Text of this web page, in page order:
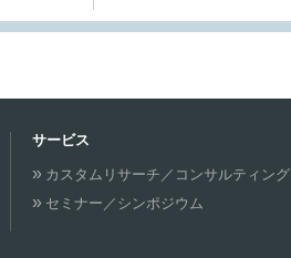
サービス
カスタムリサーチ／コンサルティング
セミナー／シンポジウム